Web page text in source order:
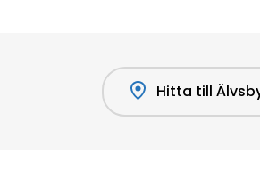
Hitta till